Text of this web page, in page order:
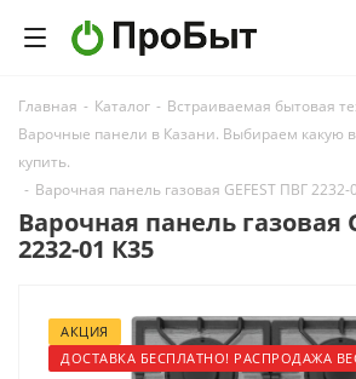
Главная - Каталог - Встраиваемая бытовая
Варочные панели в Казани. Выбираем какую
купить.
- Варочная панель газовая GEFEST ПВГ 2232-
Варочная панель газовая
2232-01 К35
АКЦИЯ
ДОСТАВКА БЕСПЛАТНО! РАСПРОДАЖА